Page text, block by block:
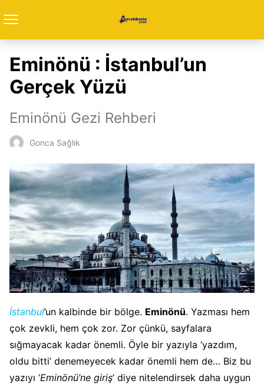
Eminönü : İstanbul’un
Gerçek Yüzü
Eminönü Gezi Rehberi
Gonca Sağlık
İstanbul’un kalbinde bir bölge. Eminönü. Yazması hem
çok zevkli, hem çok zor. Zor çünkü, sayfalara
sığmayacak kadar önemli. Öyle bir yazıyla ‘yazdım,
oldu bitti’ denemeyecek kadar önemli hem de… Biz bu
yazıyı ‘Eminönü’ne giriş’ diye nitelendirsek daha uygun